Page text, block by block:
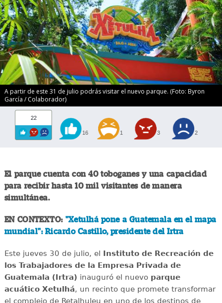
A partir de este 31 de julio podrás visitar el nuevo parque. (Foto: Byron
García / Colaborador)
22
16 1 3 2
El parque cuenta con 40 toboganes y una capacidad
para recibir hasta 10 mil visitantes de manera
simultánea.
EN CONTEXTO: "Xetulhá pone a Guatemala en el mapa
mundial": Ricardo Castillo, presidente del Irtra
Este jueves 30 de julio, el Instituto de Recreación de
los Trabajadores de la Empresa Privada de
Guatemala (Irtra) inauguró el nuevo parque
acuático Xetulhá, un recinto que promete transformar
el complejo de Retalhuleu en uno de los destinos de